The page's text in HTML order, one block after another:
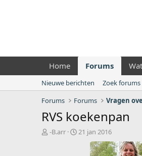
Home Forums
Nieuwe berichten
Zoek forums
Forums
Forums Vragen
RVS koekenpan
O
-B.arr
S
21 jan 2016